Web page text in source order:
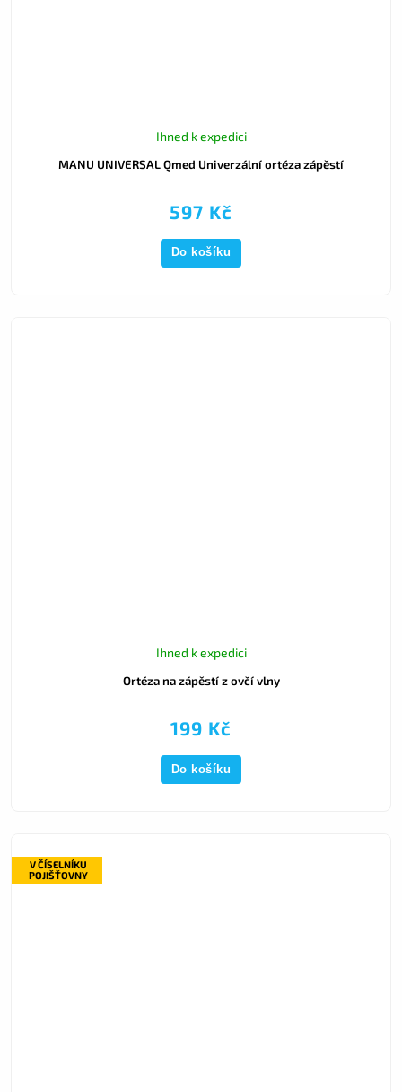
MANU UNIVERSAL Qmed Univerzální ortéza zápěstí
Ihned k expedici
597 Kč
Do košíku
Ortéza na zápěstí z ovčí vlny
Ihned k expedici
199 Kč
Do košíku
V ČÍSELNÍKU
POJIŠŤOVNY